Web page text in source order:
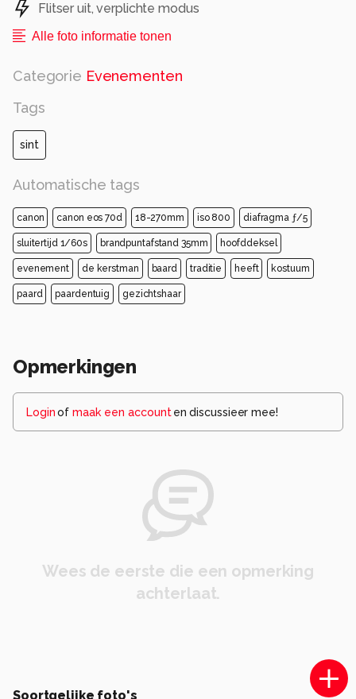
Flitser uit, verplichte modus
Alle foto informatie tonen
Categorie Evenementen
Tags
sint
Automatische tags
canon canon eos 70d 18-270mm iso 800 diafragma ƒ/5
sluitertijd 1/60s brandpuntafstand 35mm hoofddeksel
evenement de kerstman baard traditie heeft kostuum
paard paardentuig gezichtshaar
Opmerkingen
Loginof maak een account en discussieer mee!
Wees de eerste die een opmerking
achterlaat.
Soortgelijke foto's